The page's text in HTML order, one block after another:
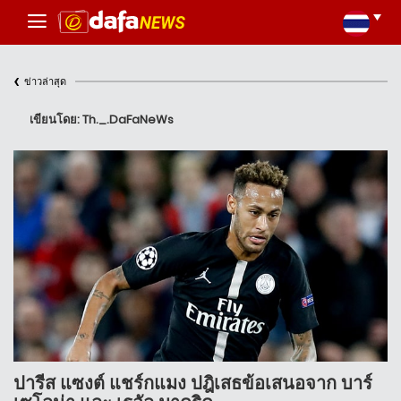
‹ ข่าวล่าสุด
เขียนโดย: Th._.DaFaNeWs
ปารีส แซงต์ แชร์กแมง ปฎิเสธข้อเสนอจาก บาร์